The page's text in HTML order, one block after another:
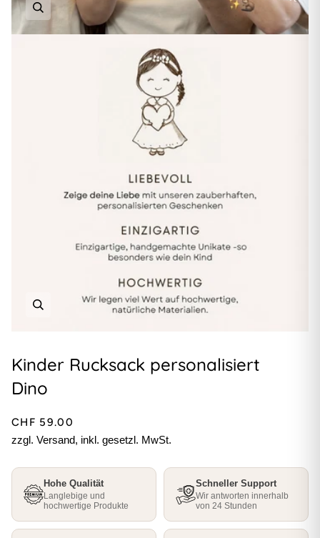
Kinder Rucksack personalisiert
Dino
CHF 59.00
zzgl. Versand, inkl. gesetzl. MwSt.
Hohe Qualität
Langlebige und
hochwertige Produkte
Schneller Support
Wir antworten innerhalb
von 24 Stunden